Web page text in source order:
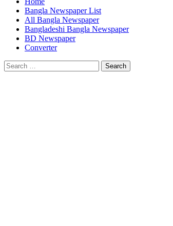
Bangla Newspaper List
All Bangla Newspaper
Bangladeshi Bangla Newspaper
BD Newspaper
Converter
Search
for: